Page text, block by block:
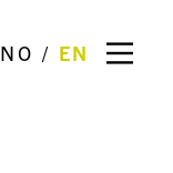
NO EN